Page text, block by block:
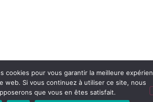
cookies pour vous garantir la meilleure
web. Si vous continuez à utiliser ce site, nous
que vous en êtes satisfait.